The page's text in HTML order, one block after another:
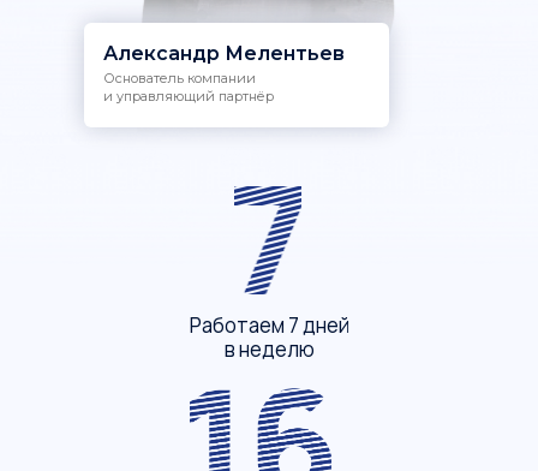
Александр Мелентьев
Основатель компании
и управляющий партнёр
Работаем 7 дней
в неделю